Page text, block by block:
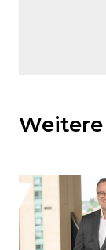
den
Inhalt
auslassen
und
direkt
Weitere